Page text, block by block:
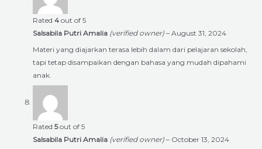
Rated 4 out of 5
Salsabila Putri Amalia (verified owner) – August 31, 2024
Materi yang diajarkan terasa lebih dalam dari pelajaran sekolah,
tapi tetap disampaikan dengan bahasa yang mudah dipahami
anak.
Rated 5out of 5
Salsabila Putri Amalia (verified owner) – October 13, 2024